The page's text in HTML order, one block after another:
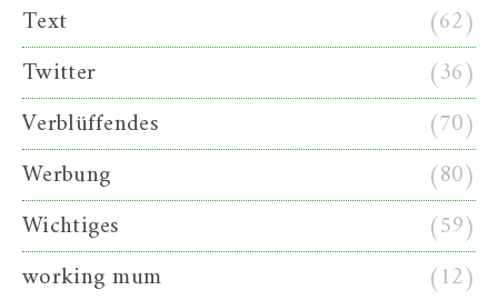
Text
(62)
Twitter
(36)
Verblüffendes
(70)
Werbung
(80)
Wichtiges
(59)
working mum
(12)